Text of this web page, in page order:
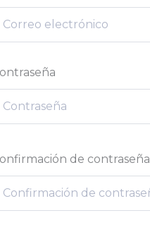
de contraseña